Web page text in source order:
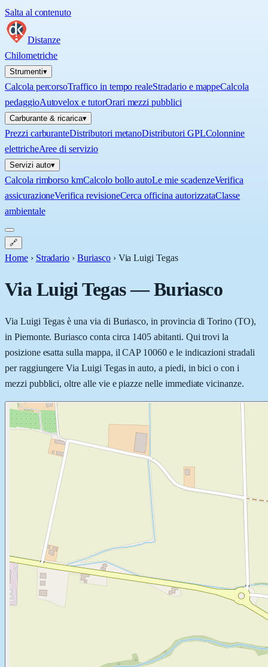
Salta al contenuto
Distanze
Chilometriche
Strumenti▾
Calcola percorsoTraffico in tempo realeStradario e mappeCalcola
pedaggioAutovelox e tutorOrari mezzi pubblici
Carburante & ricarica▾
Prezzi carburanteDistributori metanoDistributori GPLColonnine
elettricheAree di servizio
Servizi auto▾
Calcola rimborso kmCalcolo bollo autoLe mie scadenzeVerifica
assicurazioneVerifica revisioneCerca officina autorizzataClasse
ambientale
🔗
Home › Stradario › Buriasco › Via Luigi Tegas
Via Luigi Tegas—Buriasco
Via Luigi Tegas è una via di Buriasco, in provincia di Torino (TO),
in Piemonte. Buriasco conta circa 1405 abitanti. Qui trovi la
posizione esatta sulla mappa, il CAP 10060 e le indicazioni stradali
per raggiungere Via Luigi Tegas in auto, a piedi, in bici o con i
mezzi pubblici, oltre alle vie e piazze nelle immediate vicinanze.